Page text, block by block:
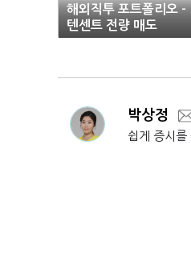
해외직투 포트폴리오 -
텐센트 전량 매도
박상정
쉽게 증시를